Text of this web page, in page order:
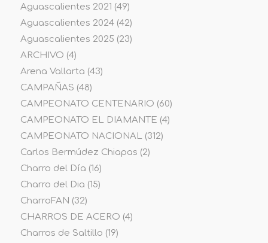
Aguascalientes 2021 (49)
Aguascalientes 2024(42)
Aguascalientes 2025 (23)
ARCHIVO (4)
Arena Vallarta (43)
CAMPAÑAS (48)
CAMPEONATO CENTENARIO (60)
CAMPEONATO EL DIAMANTE (4)
CAMPEONATO NACIONAL(312)
Carlos Bermúdez Chiapas (2)
Charro del Día (16)
Charro del Dia (15)
CharroFAN (32)
CHARROS DE ACERO (4)
Charros de Saltillo (19)